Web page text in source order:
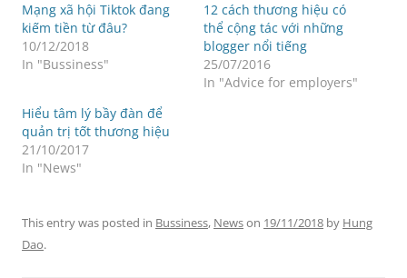
Mạng xã hội Tiktok đang
kiếm tiền từ đâu?
10/12/2018
In "Bussiness"
12 cách thương hiệu có
thể cộng tác với những
blogger nổi tiếng
25/07/2016
In "Advice for employers"
Hiểu tâm lý bầy đàn để
quản trị tốt thương hiệu
21/10/2017
In "News"
This entry was posted in Bussiness, Newson 19/11/2018 by Hung
Dao.